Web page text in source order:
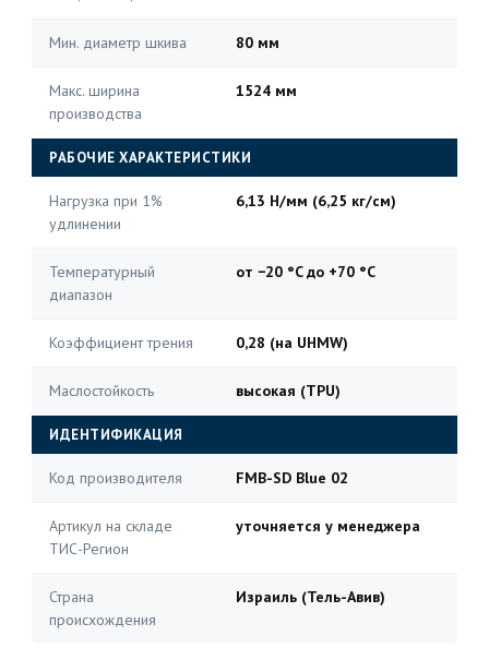
Мин. диаметр шкива 80 мм
Макс. ширина
производства
1524 мм
РАБОЧИЕ ХАРАКТЕРИСТИКИ
Нагрузка при 1%
удлинении
6,13 Н/мм (6,25 кг/см)
Температурный
диапазон
от −20 °C до +70 °C
Коэффициент трения 0,28 (на UHMW)
Маслостойкость высокая (TPU)
ИДЕНТИФИКАЦИЯ
Код производителя FMB-SD Blue 02
Артикул на складе
ТИС-Регион
уточняется у менеджера
Страна
происхождения
Израиль (Тель-Авив)